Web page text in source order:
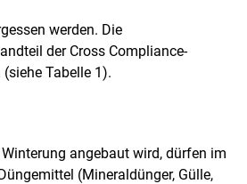
werden. Die
der Cross Compliance-
Tabelle 1).
angebaut wird, dürfen im
(Mineraldünger, Gülle,